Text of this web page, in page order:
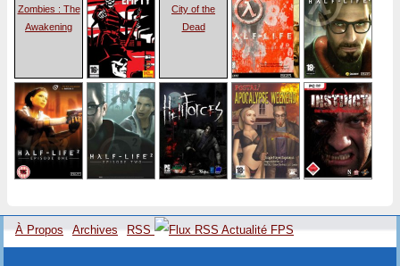
Zombies : The
Awakening
City of the
Dead
À Propos Archives RSS